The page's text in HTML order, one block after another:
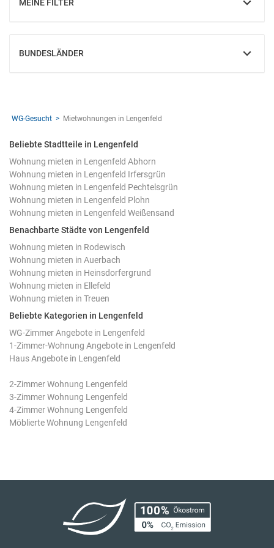
MEINE FILTER
EINBLENDEN
BUNDESLÄNDER
EINBLENDEN
WG-Gesucht Mietwohnungen in Lengenfeld
Beliebte Stadtteile in Lengenfeld
Wohnung mieten in Lengenfeld Abhorn
Wohnung mieten in Lengenfeld Irfersgrün
Wohnung mieten in Lengenfeld Pechtelsgrün
Wohnung mieten in Lengenfeld Plohn
Wohnung mieten in Lengenfeld Weißensand
Benachbarte Städte von Lengenfeld
Wohnung mieten in Rodewisch
Wohnung mieten in Auerbach
Wohnung mieten in Heinsdorfergrund
Wohnung mieten in Ellefeld
Wohnung mieten in Treuen
Beliebte Kategorien in Lengenfeld
WG-Zimmer Angebote in Lengenfeld
1-Zimmer-Wohnung Angebote in Lengenfeld
Haus Angebote in Lengenfeld
2-Zimmer Wohnung Lengenfeld
3-Zimmer Wohnung Lengenfeld
4-Zimmer Wohnung Lengenfeld
Möblierte Wohnung Lengenfeld